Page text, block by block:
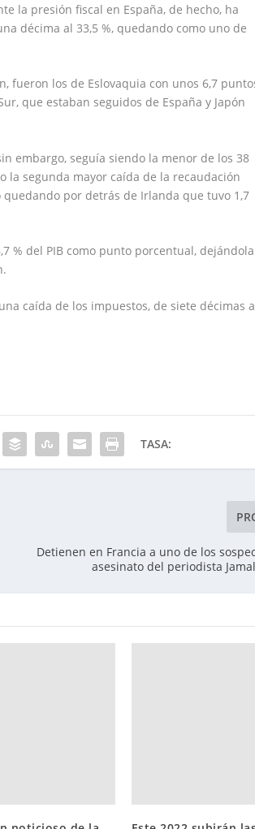
la presión fiscal en España, de hecho, ha
décima al 33,5 %, quedando como uno de
fueron los de Eslovaquia con unos 6,7
que estaban seguidos de España y Japón
embargo, seguía siendo la menor de los 38
la segunda mayor caída de la recaudación
quedando por detrás de Irlanda que tuvo 1,7
% del PIB como punto porcentual, dejándola
caída de los impuestos, de siete décimas
TASA:
Detienen en Francia a uno de los
asesinato del periodista